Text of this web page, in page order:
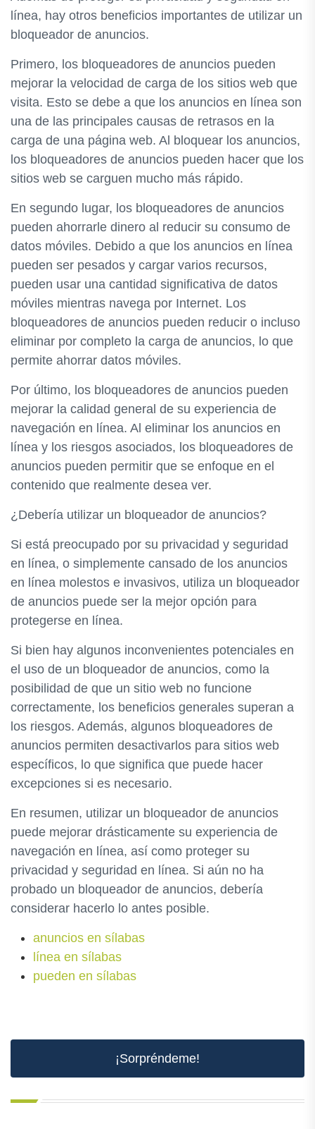
línea, hay otros beneficios importantes de utilizar un
bloqueador de anuncios.
Primero, los bloqueadores de anuncios pueden
mejorar la velocidad de carga de los sitios web que
visita. Esto se debe a que los anuncios en línea son
una de las principales causas de retrasos en la
carga de una página web. Al bloquear los anuncios,
los bloqueadores de anuncios pueden hacer que los
sitios web se carguen mucho más rápido.
En segundo lugar, los bloqueadores de anuncios
pueden ahorrarle dinero al reducir su consumo de
datos móviles. Debido a que los anuncios en línea
pueden ser pesados y cargar varios recursos,
pueden usar una cantidad significativa de datos
móviles mientras navega por Internet. Los
bloqueadores de anuncios pueden reducir o incluso
eliminar por completo la carga de anuncios, lo que
permite ahorrar datos móviles.
Por último, los bloqueadores de anuncios pueden
mejorar la calidad general de su experiencia de
navegación en línea. Al eliminar los anuncios en
línea y los riesgos asociados, los bloqueadores de
anuncios pueden permitir que se enfoque en el
contenido que realmente desea ver.
¿Debería utilizar un bloqueador de anuncios?
Si está preocupado por su privacidad y seguridad
en línea, o simplemente cansado de los anuncios
en línea molestos e invasivos, utiliza un bloqueador
de anuncios puede ser la mejor opción para
protegerse en línea.
Si bien hay algunos inconvenientes potenciales en
el uso de un bloqueador de anuncios, como la
posibilidad de que un sitio web no funcione
correctamente, los beneficios generales superan a
los riesgos. Además, algunos bloqueadores de
anuncios permiten desactivarlos para sitios web
específicos, lo que significa que puede hacer
excepciones si es necesario.
En resumen, utilizar un bloqueador de anuncios
puede mejorar drásticamente su experiencia de
navegación en línea, así como proteger su
privacidad y seguridad en línea. Si aún no ha
probado un bloqueador de anuncios, debería
considerar hacerlo lo antes posible.
anuncios en sílabas
línea en sílabas
pueden en sílabas
¡Sorpréndeme!